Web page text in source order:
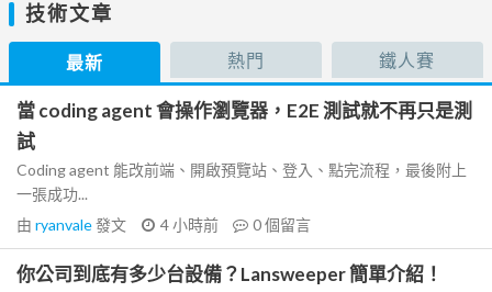
技術文章
最新 熱門 鐵人賽
當 coding agent 會操作瀏覽器，E2E 測試就不再只是測
試
Coding agent 能改前端、開啟預覽站、登入、點完流程，最後附上
一張成功...
由 ryanvale發文 4 小時前 0個留言
你公司到底有多少台設備？Lansweeper 簡單介紹！